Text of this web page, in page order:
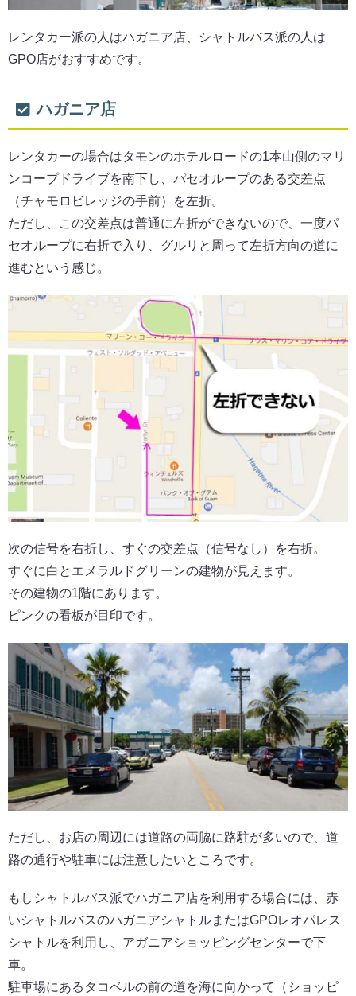
レンタカー派の人はハガニア店、シャトルバス派の人は
GPO店がおすすめです。
ハガニア店
レンタカーの場合はタモンのホテルロードの1本山側のマリ
ンコープドライブを南下し、パセオループのある交差点
（チャモロビレッジの手前）を左折。
ただし、この交差点は普通に左折ができないので、一度パ
セオループに右折で入り、グルリと周って左折方向の道に
進むという感じ。
次の信号を右折し、すぐの交差点（信号なし）を右折。
すぐに白とエメラルドグリーンの建物が見えます。
その建物の1階にあります。
ピンクの看板が目印です。
ただし、お店の周辺には道路の両脇に路駐が多いので、道
路の通行や駐車には注意したいところです。
もしシャトルバス派でハガニア店を利用する場合には、赤
いシャトルバスのハガニアシャトルまたはGPOレオパレス
シャトルを利用し、アガニアショッピングセンターで下
車。
駐車場にあるタコベルの前の道を海に向かって（ショッピ